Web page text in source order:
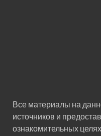
Все материалы на
источников и
ознакомительных